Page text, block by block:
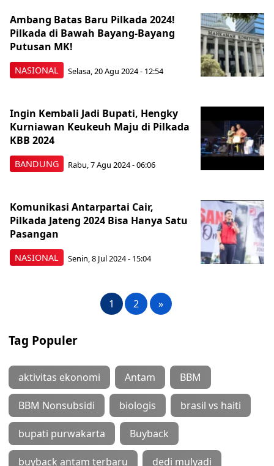
NASIONAL
Ambang Batas Baru Pilkada 2024!
Pilkada di Bawah Bayang-Bayang
Putusan MK!
Selasa, 20 Agu 2024 - 12:54
BANDUNG
Ingin Kembali Jadi Bupati, Hengky
Kurniawan Keukeuh Maju di Pilkada
KBB 2024
Rabu, 7 Agu 2024 - 06:06
NASIONAL
Komunikasi Antarpartai Cair,
Pilkada Jateng 2024 Bisa Hanya Satu
Pasangan
Senin, 8 Jul 2024 - 15:04
1 2 »
Tag Populer
aktivitas ekonomi Antam BBM
BBM Nonsubsidi biologis brasil vs haiti
bupati purwakarta Buyback
buyback antam terbaru dedi mulyadi